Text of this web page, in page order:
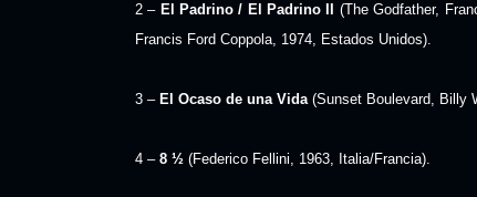
2 – El Padrino / El Padrino II (The Godfather,
Francis Ford Coppola, 1974, Estados Unidos).
3 – El Ocaso de una Vida(Sunset Boulevard, Billy
4 – 8 ½ (Federico Fellini, 1963, Italia/Francia).